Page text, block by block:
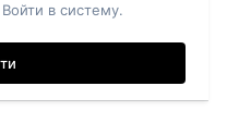
в систему.